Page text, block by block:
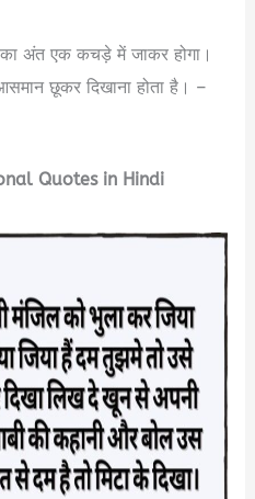
अंत एक कचड़े में जाकर होगा।
छूकर दिखाना होता है। –
Quotes in Hindi